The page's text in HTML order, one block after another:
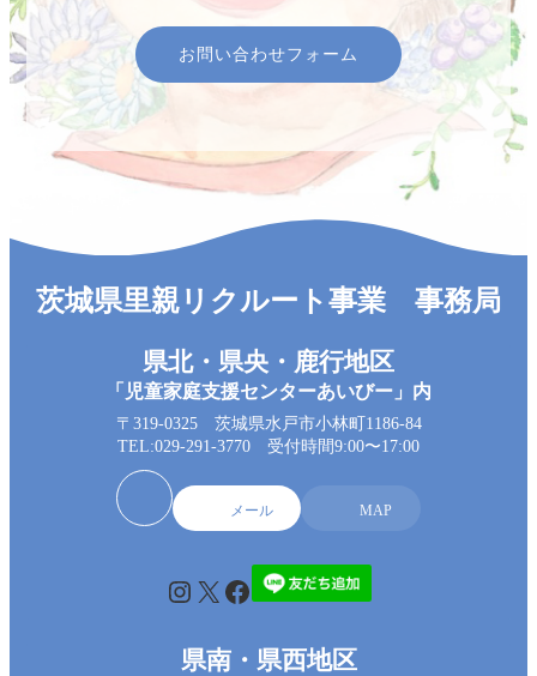
お問い合わせフォーム
茨城県里親リクルート事業 事務局
県北・県央・鹿行地区
「児童家庭支援センターあいびー」内
〒319-0325 茨城県水戸市小林町1186-84
TEL:029-291-3770 受付時間9:00〜17:00
メール MAP
Instagram
X Facebook
県南・県西地区